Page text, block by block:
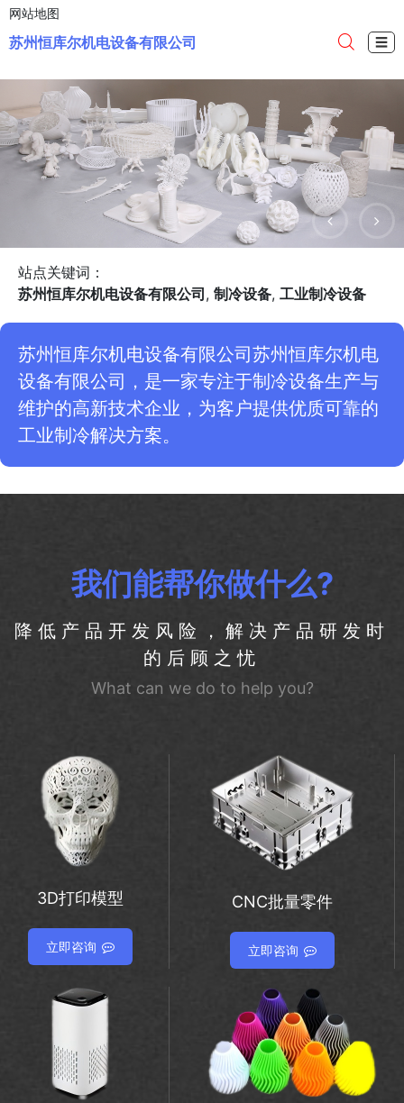
网站地图
苏州恒库尔机电设备有限公司 ☰
站点关键词：
苏州恒库尔机电设备有限公司, 制冷设备, 工业制冷设备
苏州恒库尔机电设备有限公司苏州恒库尔机电
设备有限公司，是一家专注于制冷设备生产与
维护的高新技术企业，为客户提供优质可靠的
工业制冷解决方案。
我们能帮你做什么?
降低产品开发风险，解决产品研发时
的后顾之忧
What can we do to help you?
3D打印模型
立即咨询
CNC批量零件
立即咨询